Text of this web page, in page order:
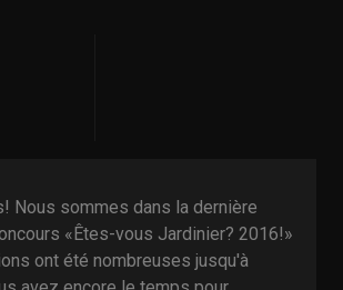
Nous sommes dans la dernière
«Êtes-vous Jardinier? 2016!»
ont été nombreuses jusqu'à